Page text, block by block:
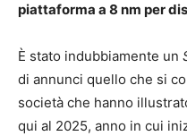
piattaforma a 8 nm per
È stato indubbiamente un
di annunci quello che si
società che hanno
qui al 2025, anno in cui